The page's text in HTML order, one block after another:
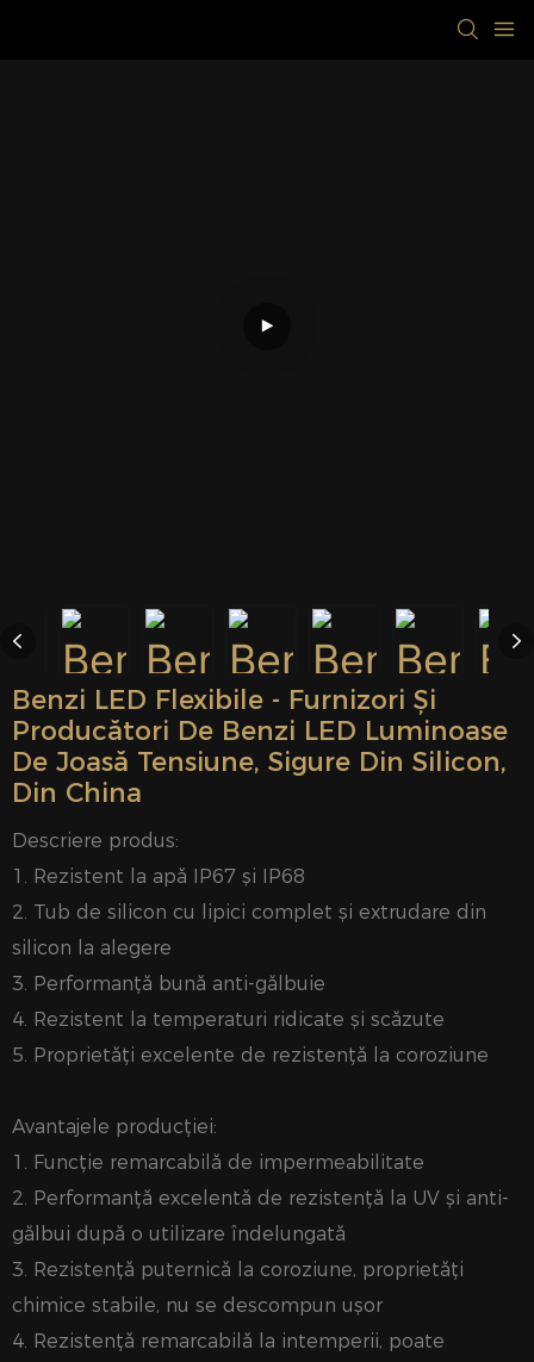
Benzi LED Flexibile - Furnizori Și
Producători De Benzi LED Luminoase
De Joasă Tensiune, Sigure Din Silicon,
Din China
Descriere produs:
1. Rezistent la apă IP67 și IP68
2. Tub de silicon cu lipici complet și extrudare din
silicon la alegere
3. Performanță bună anti-gălbuie
4. Rezistent la temperaturi ridicate și scăzute
5. Proprietăți excelente de rezistență la coroziune
Avantajele producției:
1. Funcție remarcabilă de impermeabilitate
2. Performanță excelentă de rezistență la UV și anti-
gălbui după o utilizare îndelungată
3. Rezistență puternică la coroziune, proprietăți
chimice stabile, nu se descompun ușor
4. Rezistență remarcabilă la intemperii, poate